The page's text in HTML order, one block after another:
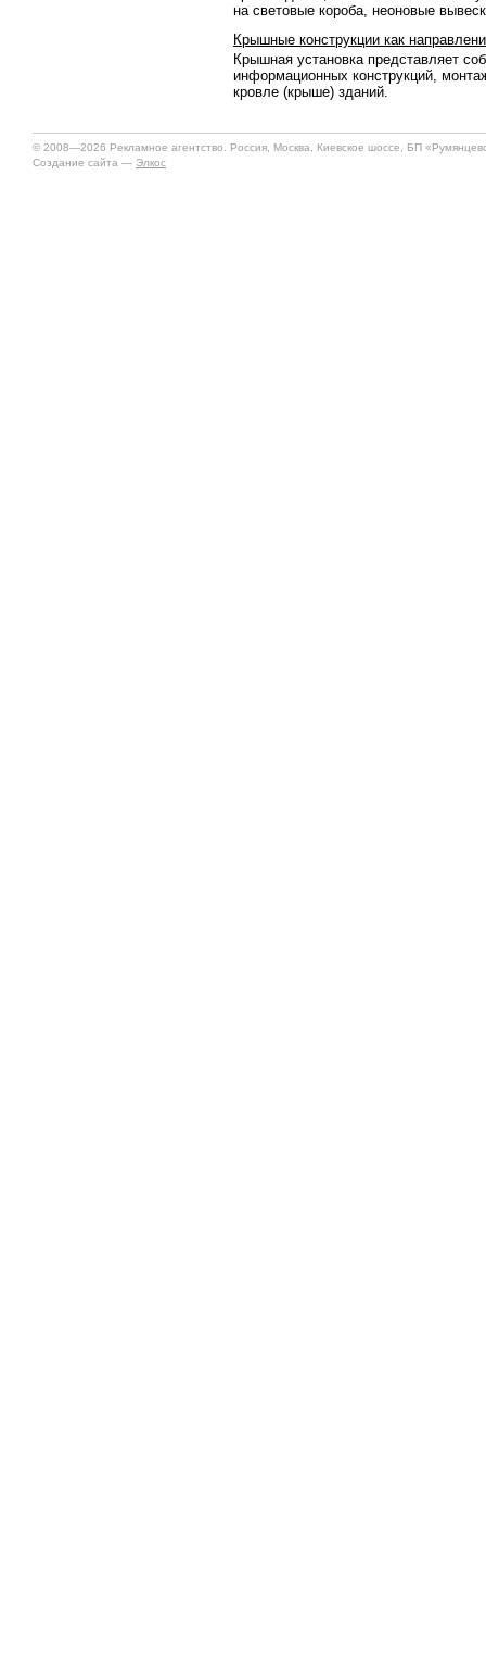
на световые короба, неоновые
Крышные конструкции как
Крышная установка представляет
информационных конструкций,
кровле (крыше) зданий.
© 2008—2026 Рекламное агентство. Россия, Москва, Киевское шоссе, БП
Создание сайта — Элкос